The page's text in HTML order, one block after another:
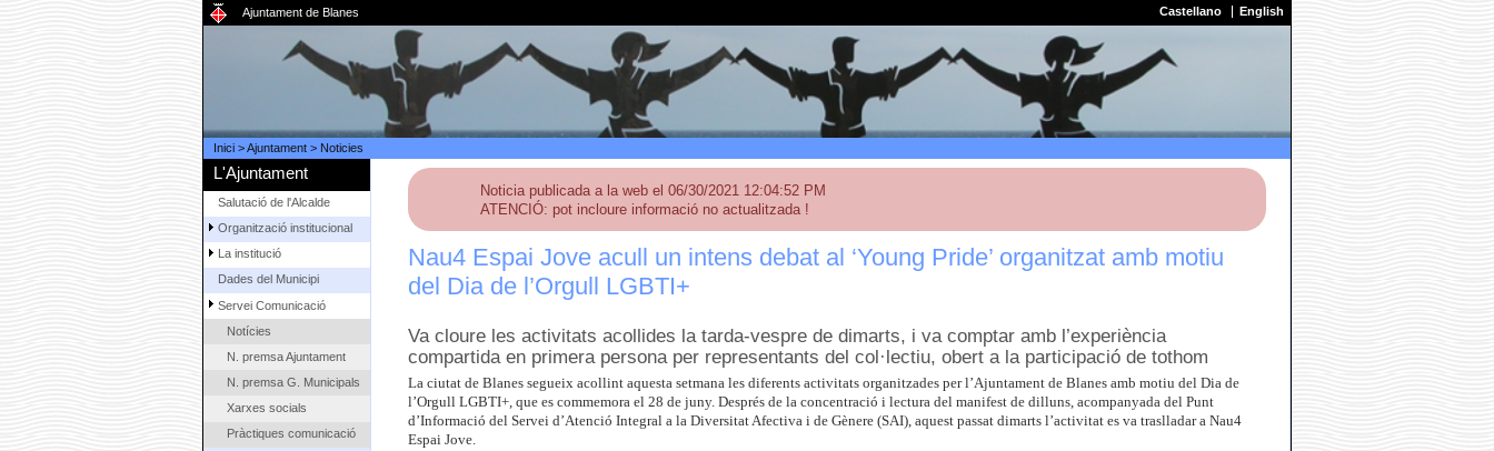
Ajuntament de Blanes Castellano English
Inici>Ajuntament> Noticies
L'Ajuntament
Salutació de l'Alcalde
Organització institucional
La institució
Dades del Municipi
Servei Comunicació
Notícies
N. premsa Ajuntament
N. premsa G. Municipals
Xarxes socials
Pràctiques comunicació
Noticia publicada a la web el 06/30/2021 12:04:52 PM
ATENCIÓ: pot incloure informació no actualitzada !
Nau4 Espai Jove acull un intens debat al ‘Young Pride’ organitzat amb motiu
del Dia de l’Orgull LGBTI+
Va cloure les activitats acollides la tarda-vespre de dimarts, i va comptar amb l’experiència
compartida en primera persona per representants del col·lectiu, obert a la participació de tothom
La ciutat de Blanes segueix acollint aquesta setmana les diferents activitats organitzades per l’Ajuntament de Blanes amb motiu del Dia de
l’Orgull LGBTI+, que es commemora el 28 de juny. Després de la concentració i lectura del manifest de dilluns, acompanyada del Punt
d’Informació del Servei d’Atenció Integral a la Diversitat Afectiva i de Gènere (SAI), aquest passat dimarts l’activitat es va traslladar a Nau4
Espai Jove.